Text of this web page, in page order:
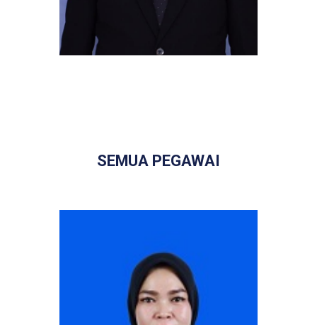
SEMUA PEGAWAI